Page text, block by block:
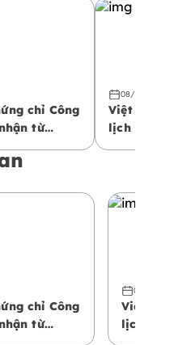
chỉ Công
từ
08/07/2026
Việt Nam
lịch
chỉ Công
từ
08/07/
Việt
lịch